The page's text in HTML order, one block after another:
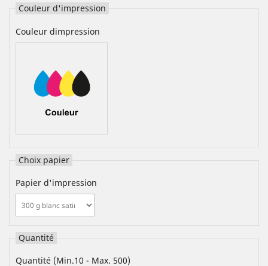
Couleur d'impression
Couleur dimpression
Choix papier
Papier d'impression
Quantité
Quantité (Min.10 - Max. 500)